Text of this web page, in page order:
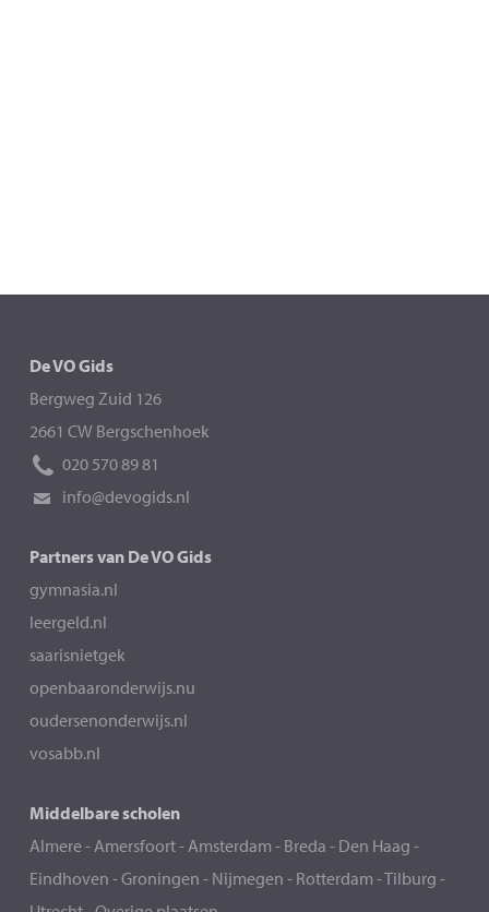
De VO Gids
Bergweg Zuid 126
2661 CW Bergschenhoek
020 570 89 81
info@devogids.nl
Partners van De VO Gids
gymnasia.nl
leergeld.nl
saarisnietgek
openbaaronderwijs.nu
oudersenonderwijs.nl
vosabb.nl
Middelbare scholen
Almere-Amersfoort-Amsterdam - Breda - Den Haag -
Eindhoven -Groningen - Nijmegen - Rotterdam -Tilburg -